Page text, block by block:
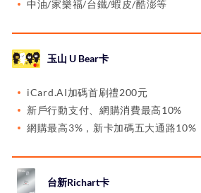
中油/家樂福/台鐵/蝦皮/酷澎等
玉山 U Bear卡
iCard.AI加碼首刷禮200元
新戶行動支付、網購消費最高10%
網購最高3%，新卡加碼五大通路10%
台新Richart卡